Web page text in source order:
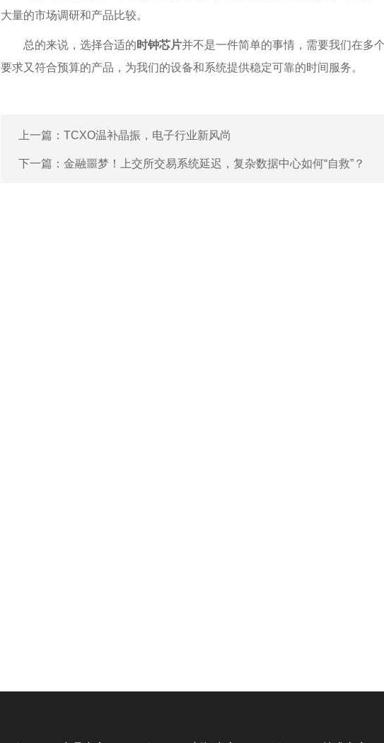
大量的市场调研和产品比较。
总的来说，选择合适的 时钟芯片并不是一件简单的事情，需要我们在多
要求又符合预算的产品，为我们的设备和系统提供稳定可靠的时间服务。
上一篇： TCXO温补晶振，电子行业新风尚
下一篇： 金融噩梦！上交所交易系统延迟，复杂数据中心如何“自救”？